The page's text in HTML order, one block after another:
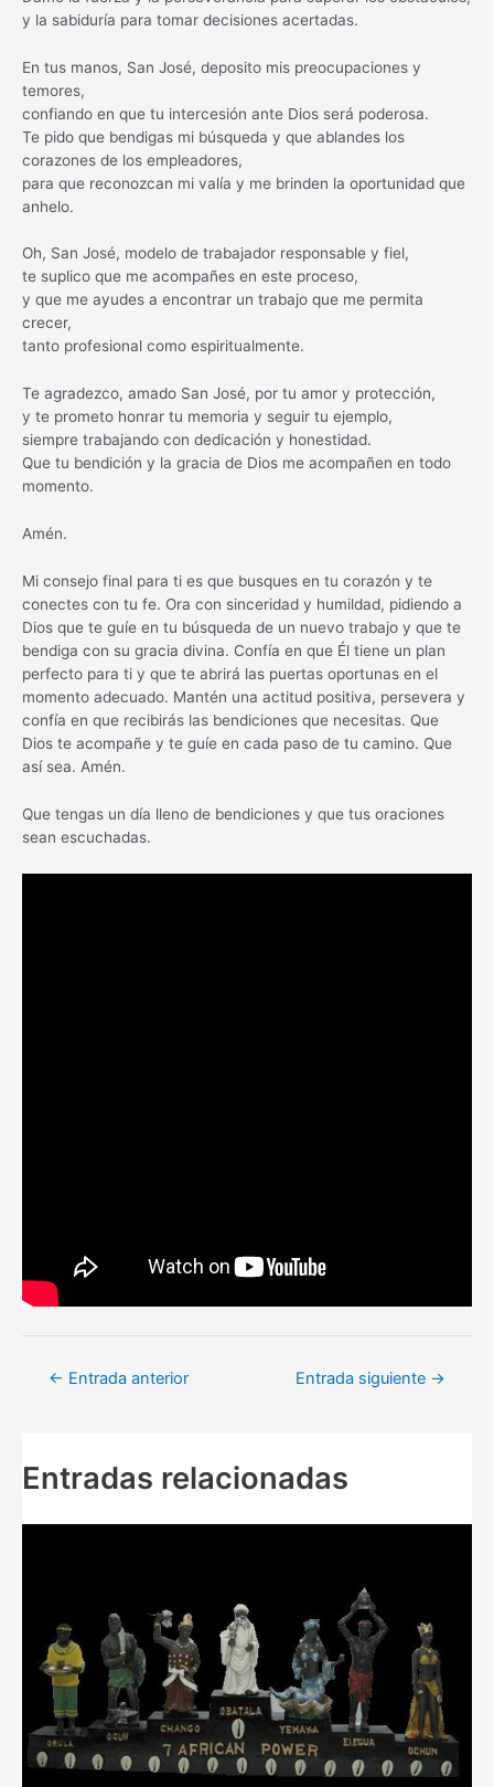
y la sabiduría para tomar decisiones acertadas.
En tus manos, San José, deposito mis preocupaciones y
temores,
confiando en que tu intercesión ante Dios será poderosa.
Te pido que bendigas mi búsqueda y que ablandes los
corazones de los empleadores,
para que reconozcan mi valía y me brinden la oportunidad que
anhelo.
Oh, San José, modelo de trabajador responsable y fiel,
te suplico que me acompañes en este proceso,
y que me ayudes a encontrar un trabajo que me permita
crecer,
tanto profesional como espiritualmente.
Te agradezco, amado San José, por tu amor y protección,
y te prometo honrar tu memoria y seguir tu ejemplo,
siempre trabajando con dedicación y honestidad.
Que tu bendición y la gracia de Dios me acompañen en todo
momento.
Amén.
Mi consejo final para ti es que busques en tu corazón y te
conectes con tu fe. Ora con sinceridad y humildad, pidiendo a
Dios que te guíe en tu búsqueda de un nuevo trabajo y que te
bendiga con su gracia divina. Confía en que Él tiene un plan
perfecto para ti y que te abrirá las puertas oportunas en el
momento adecuado. Mantén una actitud positiva, persevera y
confía en que recibirás las bendiciones que necesitas. Que
Dios te acompañe y te guíe en cada paso de tu camino. Que
así sea. Amén.
Que tengas un día lleno de bendiciones y que tus oraciones
sean escuchadas.
Navegación
← Entrada anterior Entrada siguiente →
Entradas relacionadas